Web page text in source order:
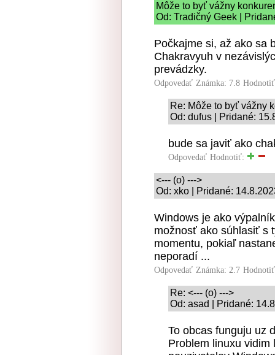
Môže to byť vážny
Od: Tradičný Geek |
Počkajme si, až ako sa
Chakravyuh v
prevádzky.
Odpovedať Známka: 7.8
Re: Môže to byť vážny
Od: dufus | Pridané:
bude sa javiť ako
Odpovedať Hodnotiť:
<--- (o) --->
Od: xko | Pridané:
Windows je ako
možnosť ako súhlasiť s
momentu, pokiaľ
neporadí ...
Odpovedať Známka: 2.7
Re: <--- (o) --->
Od: asad | Pridané:
To obcas funguju uz
Problem linuxu vidim